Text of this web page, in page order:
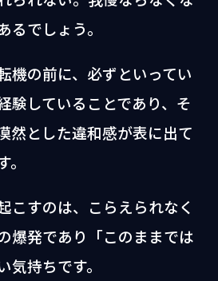
るでしょう。
機の前に、必ずといってい
験していることであり、そ
然とした違和感が表に出て
こすのは、こらえられなく
爆発であり「このままでは
持ちです。